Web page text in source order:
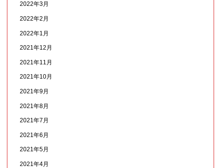
2022年3月
2022年2月
2022年1月
2021年12月
2021年11月
2021年10月
2021年9月
2021年8月
2021年7月
2021年6月
2021年5月
2021年4月